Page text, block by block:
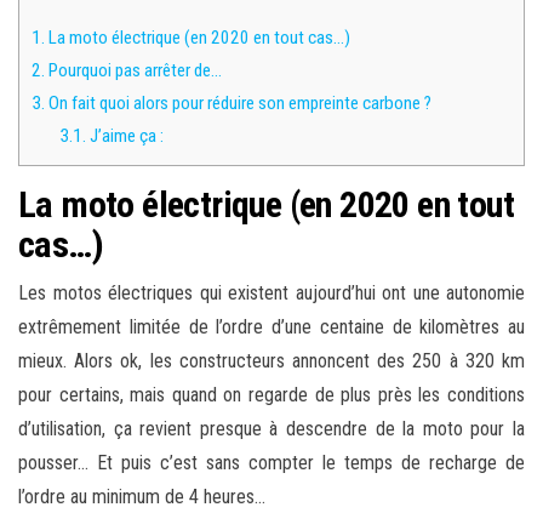
1. La moto électrique (en 2020 en tout cas…)
2. Pourquoi pas arrêter de…
3. On fait quoi alors pour réduire son empreinte carbone ?
3.1. J’aime ça :
La moto électrique (en 2020 en tout
cas…)
Les motos électriques qui existent aujourd’hui ont une autonomie
extrêmement limitée de l’ordre d’une centaine de kilomètres au
mieux. Alors ok, les constructeurs annoncent des 250 à 320 km
pour certains, mais quand on regarde de plus près les conditions
d’utilisation, ça revient presque à descendre de la moto pour la
pousser… Et puis c’est sans compter le temps de recharge de
l’ordre au minimum de 4 heures…